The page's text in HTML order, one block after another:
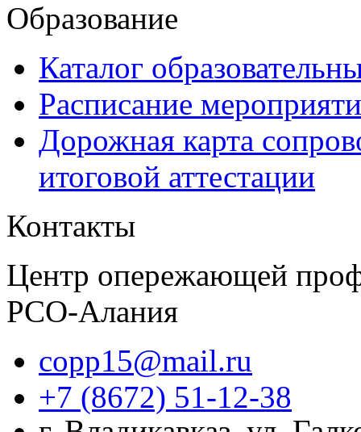
Образование
Каталог
Расписание
Дорожная карта
итоговой аттестации
Контакты
Центр опережающей
РСО-Алания
copp15@mail.ru
+7 (8672) 51-12-38